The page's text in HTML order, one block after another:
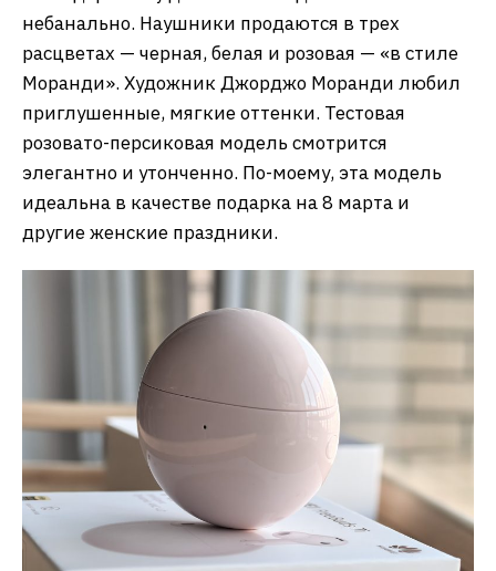
небанально. Наушники продаются в трех
расцветах — черная, белая и розовая — «в стиле
Моранди». Художник Джорджо Моранди любил
приглушенные, мягкие оттенки. Тестовая
розовато-персиковая модель смотрится
элегантно и утонченно. По-моему, эта модель
идеальна в качестве подарка на 8 марта и
другие женские праздники.